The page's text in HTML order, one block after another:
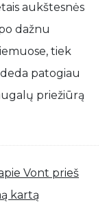
aukštesnės
dažnu
tiek
patogiau
priežiūrą
Vont prieš
kartą